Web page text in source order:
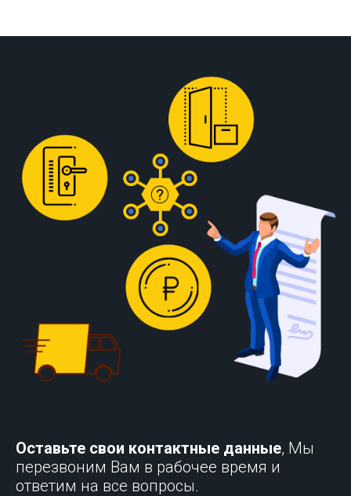
Оставьте свои контактные данные, Мы
перезвоним Вам в рабочее время и
ответим на все вопросы.